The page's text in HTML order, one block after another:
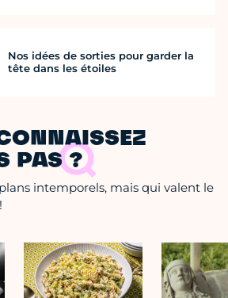
Nos idées de sorties pour garder la
tête dans les étoiles
PAS ?
intemporels, mais qui valent le